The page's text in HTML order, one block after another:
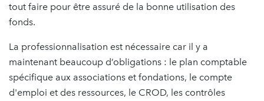
tout faire pour être assuré de la bonne utilisation des
fonds.
La professionnalisation est nécessaire car il y a
maintenant beaucoup d’obligations : le plan comptable
spécifique aux associations et fondations, le compte
d'emploi et des ressources, le CROD, les contrôles